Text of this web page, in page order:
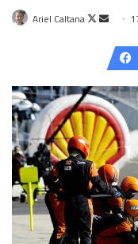
Ariel Caltana
Follow
Send
email